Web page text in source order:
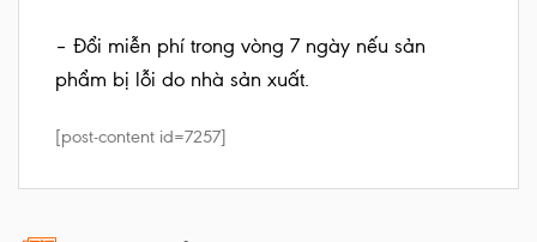
– Đổi miễn phí trong vòng 7 ngày nếu sản
phẩm bị lỗi do nhà sản xuất.
[post-content id=7257]